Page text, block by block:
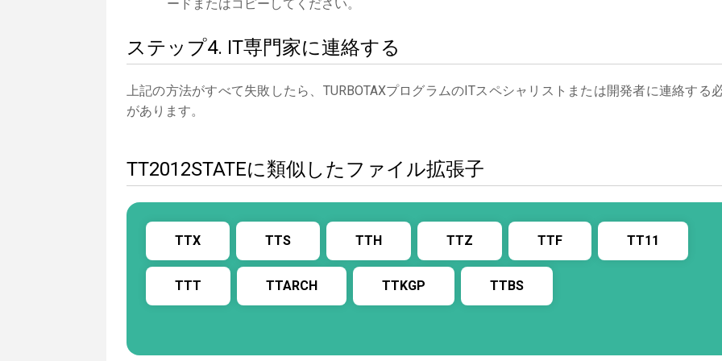
ードまたはコピーしてください。
ステップ4. IT専門家に連絡する
上記の方法がすべて失敗したら、TURBOTAXプログラムのITスペシャリストまたは開発者に連絡する
があります。
TT2012STATEに類似したファイル拡張子
TTX TTS TTH TTZ TTF TT11
TTT TTARCH TTKGP TTBS